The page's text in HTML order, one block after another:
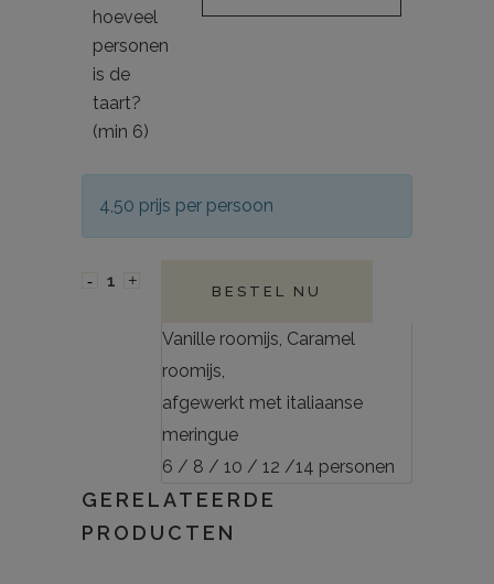
hoeveel
personen
is de
taart?
(min 6)
4,50 prijs per persoon
BESTEL NU
Vanille roomijs, Caramel
roomijs,
afgewerkt met italiaanse
meringue
6 / 8 / 10 / 12 /14 personen
GERELATEERDE
PRODUCTEN